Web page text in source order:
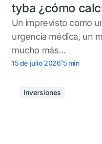
tyba ¿cómo
Un imprevisto como
urgencia médica, un
mucho más...
15 de julio 2026.5 min
Inversiones